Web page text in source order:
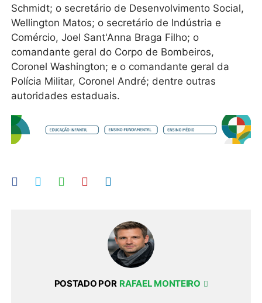
Schmidt; o secretário de Desenvolvimento Social,
Wellington Matos; o secretário de Indústria e
Comércio, Joel Sant'Anna Braga Filho; o
comandante geral do Corpo de Bombeiros,
Coronel Washington; e o comandante geral da
Polícia Militar, Coronel André; dentre outras
autoridades estaduais.
POSTADO POR RAFAEL MONTEIRO